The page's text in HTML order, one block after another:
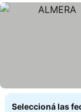
Seleccioná las